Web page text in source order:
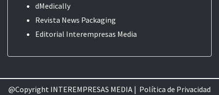
dMedically
Revista News Packaging
Editorial Interempresas Media
@Copyright INTEREMPRESAS MEDIA | Política de Privacidad